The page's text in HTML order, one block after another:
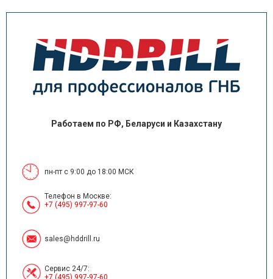
Работаем по РФ, Беларуси и Казахстану
пн-пт с 9:00 до 18:00 МСК
Телефон в Москве:
+7 (495) 997-97-60
sales@hddrill.ru
Сервис 24/7:
+7 (495) 997-97-60